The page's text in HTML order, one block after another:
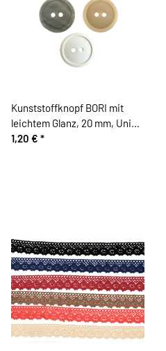
Kunststoffknopf BORI mit
leichtem Glanz, 20 mm, Union
Knopf
1,20 € *